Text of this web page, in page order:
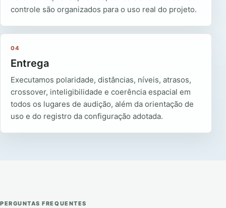
controle são organizados para o uso real do projeto.
04
Entrega
Executamos polaridade, distâncias, níveis, atrasos,
crossover, inteligibilidade e coerência espacial em
todos os lugares de audição, além da orientação de
uso e do registro da configuração adotada.
PERGUNTAS FREQUENTES